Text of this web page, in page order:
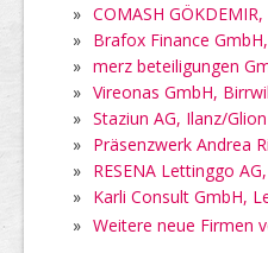
» COMASH
» Brafox Finance
» merz beteiligungen
» Vireonas GmbH, Birrwil
» Staziun AG, Ilanz/Glion
» Präsenzwerk Andrea
» RESENA Lettinggo
» Karli Consult GmbH,
» Weitere neue Firmen